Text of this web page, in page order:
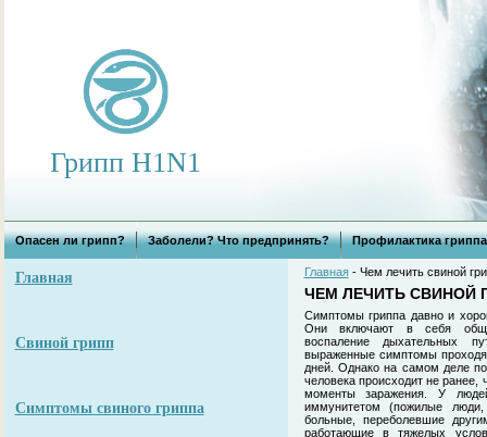
Грипп H1N1
Опасен ли грипп? Заболели? Что предпринять? Профилактика гриппа
Главная
Свиной грипп
Симптомы свиного гриппа
Главная- Чем лечить свиной
ЧЕМ ЛЕЧИТЬ СВИНОЙ
Симптомы гриппа давно и
Они включают в себя
воспаление дыхательных
выраженные симптомы
дней. Однако на самом деле
человека происходит не ранее,
моменты заражения. У
иммунитетом (пожилые люди,
больные, переболевшие
работающие в тяжелых